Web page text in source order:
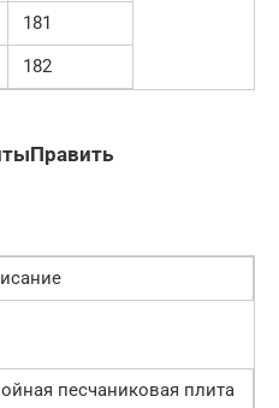
181
182
песчаниковая плита